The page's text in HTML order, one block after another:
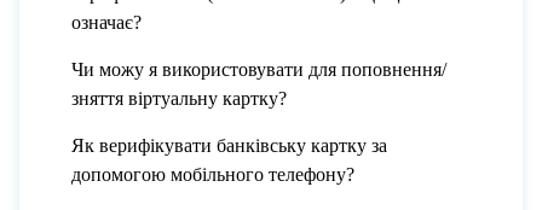
означає?
Чи можу я використовувати для поповнення/
зняття віртуальну картку?
Як верифікувати банківську картку за
допомогою мобільного телефону?